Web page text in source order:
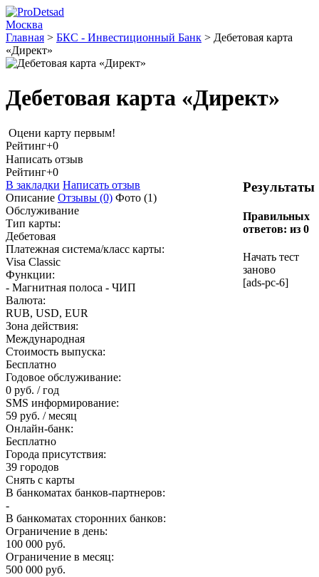
Москва
Главная > БКС - Инвестиционный Банк > Дебетовая карта
«Директ»
Дебетовая карта «Директ»
Оцени карту первым!
Рейтинг+0
Написать отзыв
Результаты
Правильных
ответов: из 0
Начать тест
заново
[ads-pc-6]
Рейтинг+0
В закладки Написать отзыв
Описание Отзывы (0) Фото (1)
Обслуживание
Тип карты:
Дебетовая
Платежная система/класс карты:
Visa Classic
Функции:
- Магнитная полоса - ЧИП
Валюта:
RUB, USD, EUR
Зона действия:
Международная
Стоимость выпуска:
Бесплатно
Годовое обслуживание:
0 руб. / год
SMS информирование:
59 руб. / месяц
Онлайн-банк:
Бесплатно
Города присутствия:
39 городов
Снять с карты
В банкоматах банков-партнеров:
-
В банкоматах сторонних банков:
Ограничение в день:
100 000 руб.
Ограничение в месяц:
500 000 руб.